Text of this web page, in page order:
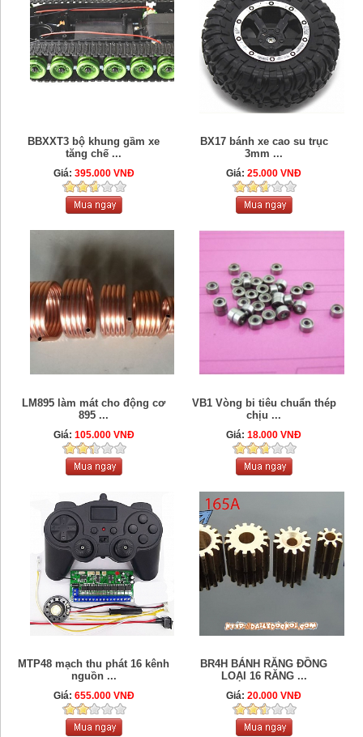
BBXXT3 bộ khung gầm xe
tăng chế ...
Giá: 395.000 VNĐ
BX17 bánh xe cao su trục
3mm ...
Giá:25.000 VNĐ
LM895 làm mát cho động cơ
895 ...
Giá: 105.000 VNĐ
VB1 Vòng bi tiêu chuẩn thép
chịu ...
Giá:18.000 VNĐ
MTP48 mạch thu phát 16 kênh
nguồn ...
Giá: 655.000 VNĐ
BR4H BÁNH RĂNG ĐỒNG
LOẠI 16 RĂNG ...
Giá:20.000 VNĐ